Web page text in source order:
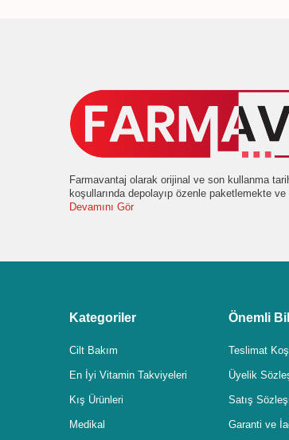
Farmavantaj olarak orijinal ve son kullanma
koşullarında depolayıp özenle paketlemekte ve
Devamını Gör
Kategoriler
Cilt Bakım
En İyi Vitamin Takviyeleri
Kış Ürünleri
Medikal
Önemli
Teslimat
Üyelik
Satış
Garanti ve